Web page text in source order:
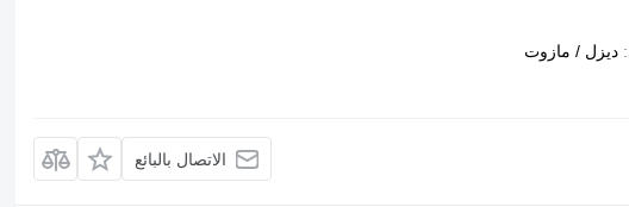
ديزل / مازوت
الاتصال بالبائع